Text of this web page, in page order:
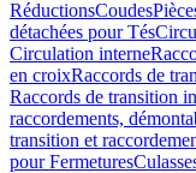
RéductionsCoudes
détachées pour Tés
Circulation interne
en croixRaccords de
Raccords de transition
raccordements,
transition et
pour Fermetures